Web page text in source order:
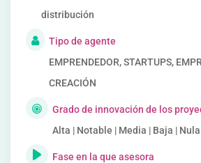
distribución
Tipo de agente
EMPRENDEDOR, STARTUPS,
CREACIÓN
Grado de innovación de los
Alta | Notable | Media | Baja | Nula
Fase en la que asesora